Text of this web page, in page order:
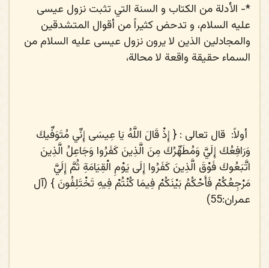
*- الأدلة من الكتاب و السنة التي تثبت نزول عيسى
عليه السلام، و تدحض كثيراً من أقوال المتشدقين
والمجادلين الذين لا يرون نزول عيسى عليه السلام من
السماء حقيقة واقعة لا محالة،
أولاً: قال تعالى : { إِذْ قَالَ اللَّهُ يَا عِيسَى إِنِّي مُتَوَفِّيكَ
وَرَافِعُكَ إِلَيَّ وَمُطَهِّرُكَ مِنَ الَّذِينَ كَفَرُوا وَجَاعِلُ الَّذِينَ
اتَّبَعُوكَ فَوْقَ الَّذِينَ كَفَرُوا إِلَى يَوْمِ الْقِيَامَةِ ثُمَّ إِلَيَّ
مَرْجِعُكُمْ فَأَحْكُمُ بَيْنَكُمْ فِيمَا كُنْتُمْ فِيهِ تَخْتَلِفُونَ } (آل
عمران:55)